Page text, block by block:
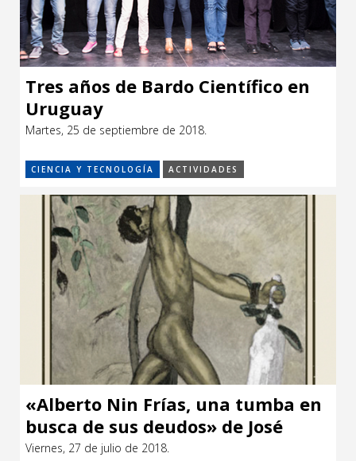
Tres años de Bardo Científico en
Uruguay
Martes, 25 de septiembre de 2018.
CIENCIA Y TECNOLOGÍA ACTIVIDADES
«Alberto Nin Frías, una tumba en
busca de sus deudos» de José
Assandri (ESTUARIO)
Viernes, 27 de julio de 2018.